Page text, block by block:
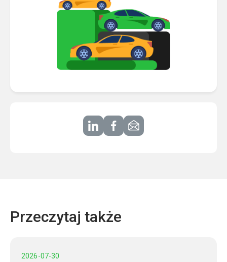
Przeczytaj także
2026-07-30